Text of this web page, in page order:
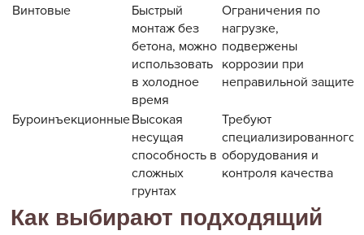
Винтовые
Быстрый
монтаж без
бетона, можно
использовать
в холодное
время
Ограничения по
нагрузке,
подвержены
коррозии при
неправильной защите
БуроинъекционныеВысокая
несущая
способность в
сложных
грунтах
Требуют
специализированного
оборудования и
контроля качества
Как выбирают подходящий